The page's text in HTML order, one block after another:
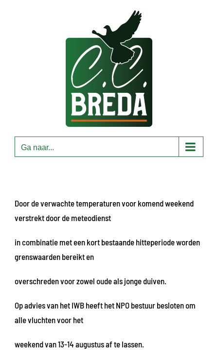
Ga naar...
Door de verwachte temperaturen voor komend weekend
verstrekt door de meteodienst
in combinatie met een kort bestaande hitteperiode worden
grenswaarden bereikt en
overschreden voor zowel oude als jonge duiven.
Op advies van het IWB heeft het NPO bestuur besloten om
alle vluchten voor het
weekend van 13-14 augustus af te lassen.